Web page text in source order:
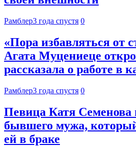
Рамблер3 года спустя 0
«Пора избавляться от
Агата Муцениеце
рассказала о работе в
Рамблер3 года спустя 0
Певица Катя Семенова
бывшего мужа,
ей в браке